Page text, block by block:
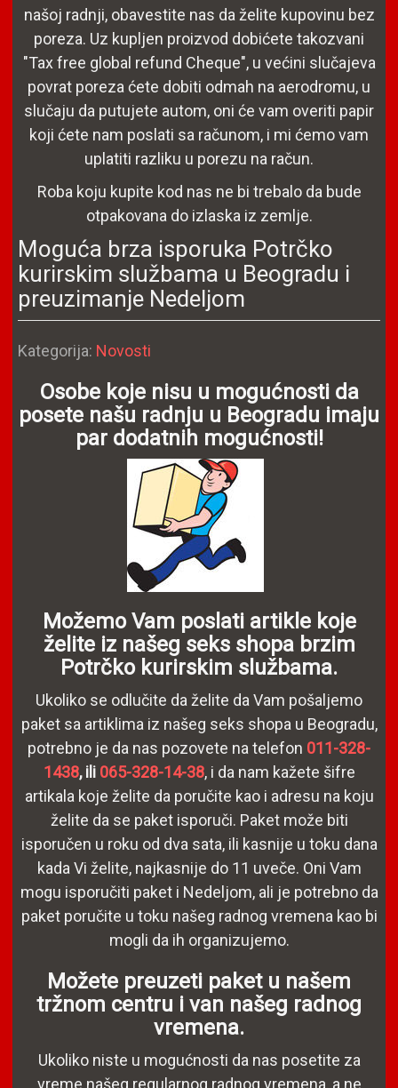
našoj radnji, obavestite nas da želite kupovinu bez
poreza. Uz kupljen proizvod dobićete takozvani
"Tax free global refund Cheque", u većini slučajeva
povrat poreza ćete dobiti odmah na aerodromu, u
slučaju da putujete autom, oni će vam overiti papir
koji ćete nam poslati sa računom, i mi ćemo vam
uplatiti razliku u porezu na račun.
Roba koju kupite kod nas ne bi trebalo da bude
otpakovana do izlaska iz zemlje.
Moguća brza isporuka Potrčko
kurirskim službama u Beogradu i
preuzimanje Nedeljom
Detalji
Kategorija: Novosti
Osobe koje nisu u mogućnosti da
posete našu radnju u Beogradu imaju
par dodatnih mogućnosti!
Možemo Vam poslati artikle koje
želite iz našeg seks shopa brzim
Potrčko kurirskim službama.
Ukoliko se odlučite da želite da Vam pošaljemo
paket sa artiklima iz našeg seks shopa u Beogradu,
potrebno je da nas pozovete na telefon 011-328-
1438, ili 065-328-14-38, i da nam kažete šifre
artikala koje želite da poručite kao i adresu na koju
želite da se paket isporuči. Paket može biti
isporučen u roku od dva sata, ili kasnije u toku dana
kada Vi želite, najkasnije do 11 uveče. Oni Vam
mogu isporučiti paket i Nedeljom, ali je potrebno da
paket poručite u toku našeg radnog vremena kao bi
mogli da ih organizujemo.
Možete preuzeti paket u našem
tržnom centru i van našeg radnog
vremena.
Ukoliko niste u mogućnosti da nas posetite za
vreme našeg regularnog radnog vremena, a ne